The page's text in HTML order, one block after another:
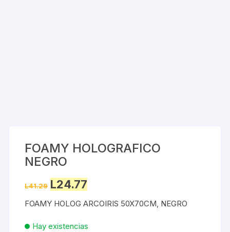
FOAMY HOLOGRAFICO
NEGRO
L41.29 Original
price
L41.29.
L24.77price
L24.77.
FOAMY HOLOG ARCOIRIS 50X70CM, NEGRO
Hay existencias